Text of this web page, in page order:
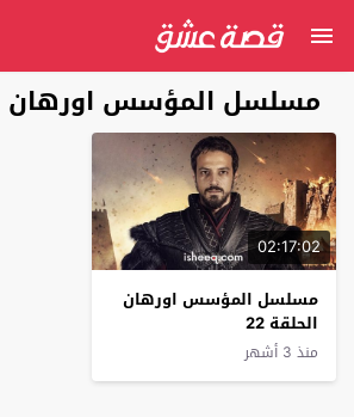
مسلسل المؤسس اورهان
02:17:02
مسلسل المؤسس اورهان
الحلقة 22
منذ 3 أشهر